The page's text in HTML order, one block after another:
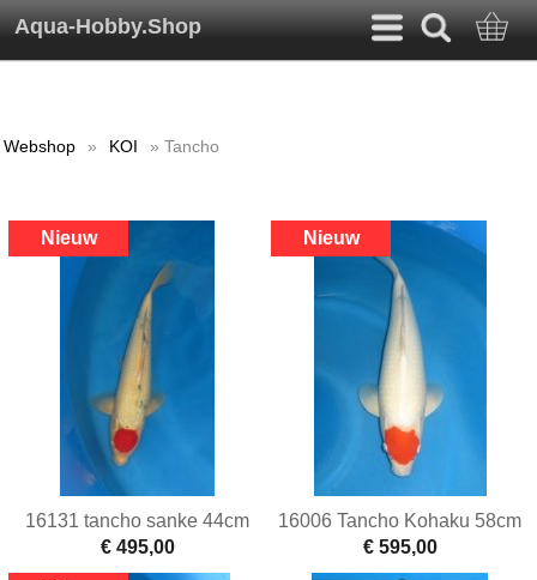
Aqua-Hobby.Shop
Webshop » KOI » Tancho
16131 tancho sanke 44cm
€ 495,00
16006 Tancho Kohaku 58cm
€ 595,00